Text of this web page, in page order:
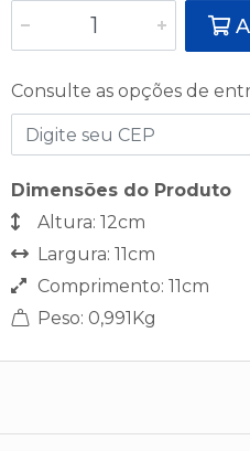
Consulte as opções de
Dimensões do Produto
Altura: 12cm
Largura: 11cm
Comprimento: 11cm
Peso: 0,991Kg